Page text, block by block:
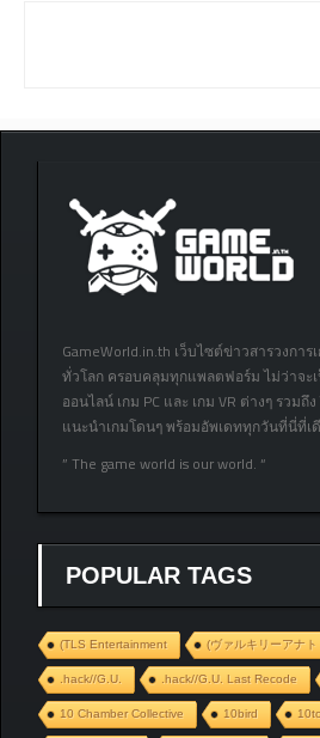
GameWorld.in.th เว็บไซต์ข่าวสารวงก
ทั่วโลก ครอบคลุมทุกแพลตฟอร์ม ไม่ว่าจะเ
ออนไลน์ เกม PC และ เกม VR ต่างๆ รวมถึ
แนะนำเกมโดนๆ พร้อมอัพเดททุกวันที่นี่ที่เ
” The game world is our world. “
POPULAR TAGS
(TLS Entertainment (ヴァルキリーアナト
.hack//G.U. .hack//G.U. Last Recode
10 Chamber Collective 10bird